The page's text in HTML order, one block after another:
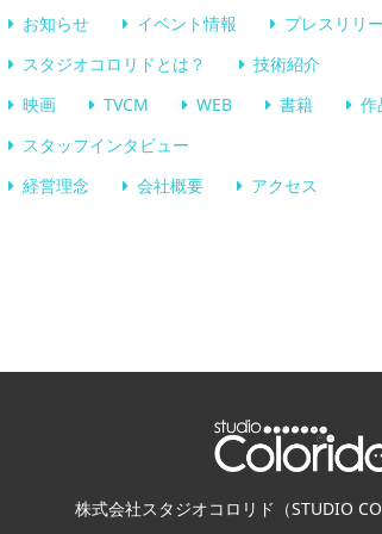
お知らせ イベント情報 プレスリリ
スタジオコロリドとは？
技術紹介
映画 TVCM WEB 書籍
作
スタッフインタビュー
経営理念 会社概要
アクセス
株式会社スタジオコロリド（STUDIO